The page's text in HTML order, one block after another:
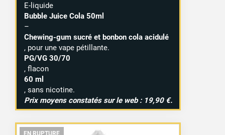
E-liquide
Bubble Juice Cola 50ml
–
Chewing-gum sucré et bonbon cola acidulé
, pour une vape pétillante.
PG/VG 30/70
, flacon
60 ml
, sans nicotine.
Prix moyens constatés sur le web : 19,90 €.
EN RUPTURE
EN RUPTURE
EN RUPTURE